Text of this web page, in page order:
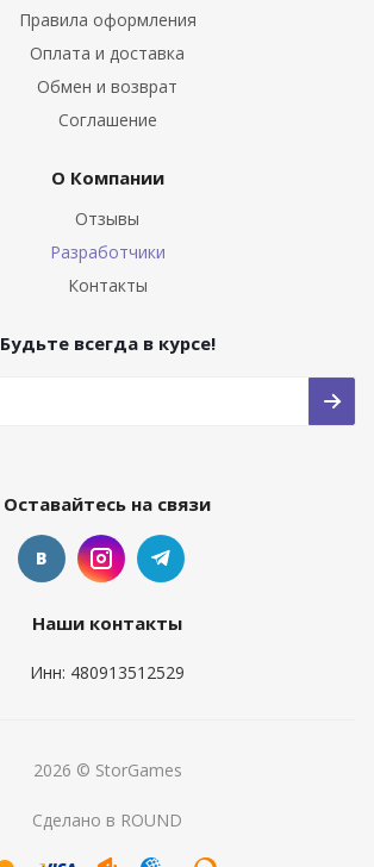
Правила оформления
Оплата и доставка
Обмен и возврат
Соглашение
О Компании
Отзывы
Разработчики
Контакты
Будьте всегда в курсе!
Оставайтесь на связи
Наши контакты
Инн: 480913512529
2026 © StorGames
Сделано в ROUND